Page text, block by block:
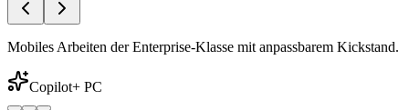
Mobiles Arbeiten der Enterprise-Klasse mit anpassbarem Kickstand.
Copilot+ PC